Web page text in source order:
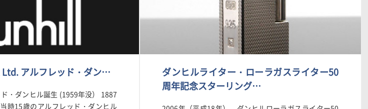
アルフレッド・ダン…
・ダンヒル誕生 (1959年没） 1887
時15歳のアルフレッド・ダンヒル
ダンヒルライター・ローラガスライター50
周年記念スターリング…